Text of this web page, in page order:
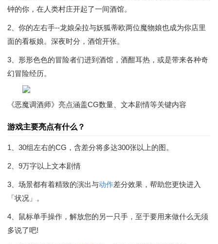
钟的你，在人类村庄开起了一间酒馆。
2、你的左右手--龙娘朵拉与妖狐蒂欧两位魔物娘也成为你店里
面的看板娘。深夜时分，酒馆开张。
3、形形色色的冒险者们进到酒馆，酒酣耳热，或是带来各种奇
幻冒险经历。
《恶魔调酒师》亮点涵盖CG数量、文本剧情等关键内容
游戏主要亮点有什么？
1、30组左右的CG，含差分将多达300张以上的图。
2、9万字以上文本剧情
3、场景都有着精致的演出与动作差分效果，帮助您更快进入
「状况」。
4、鼠标单手操作，解放您的另一只手，至于要用来做什么无须
多说了吧!